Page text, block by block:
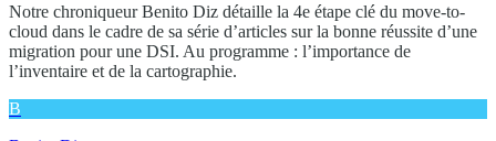
Notre chroniqueur Benito Diz détaille la 4e étape clé du move-to-
cloud dans le cadre de sa série d’articles sur la bonne réussite d’une
migration pour une DSI. Au programme : l’importance de
l’inventaire et de la cartographie.
B